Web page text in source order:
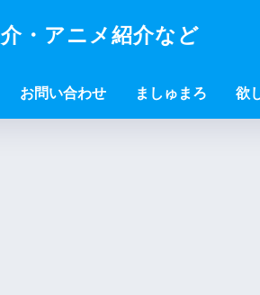
・アニメ紹介など
お問い合わせ ましゅまろ 欲